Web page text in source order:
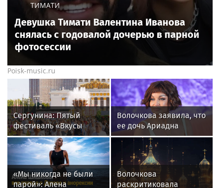
ТИМАТИ
Девушка Тимати Валентина Иванова
снялась с годовалой дочерью в парной
фотосессии
Poisk-music.ru
Сергунина: Пятый
фестиваль «Вкусы
России» пройдет в
Москве 13–23 августа
Волочкова заявила, что
ее дочь Ариадна
«совершила глупость»,
взяв фамилию мужа
«Мы никогда не были
парой»: Алена
Волочкова
раскритиковала